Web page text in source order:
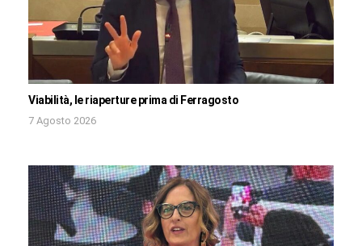
Viabilità, le riaperture prima di Ferragosto
7 Agosto 2026